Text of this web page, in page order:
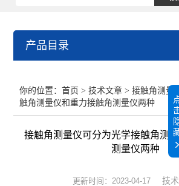
产品目录
纳米粒度仪
膜厚仪
你的位置：首页 >技术文章 > 接触角测量
触角测量仪和重力接触角测量仪两种
接触角测量仪可分为光学接触角测
测量仪两种
更新时间：2023-04-17 技术